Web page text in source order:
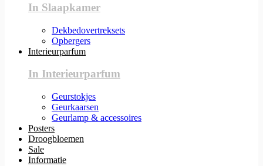
In Slaapkamer
Dekbedovertreksets
Opbergers
Interieurparfum
In Interieurparfum
Geurstokjes
Geurkaarsen
Geurlamp & accessoires
Posters
Droogbloemen
Sale
Informatie